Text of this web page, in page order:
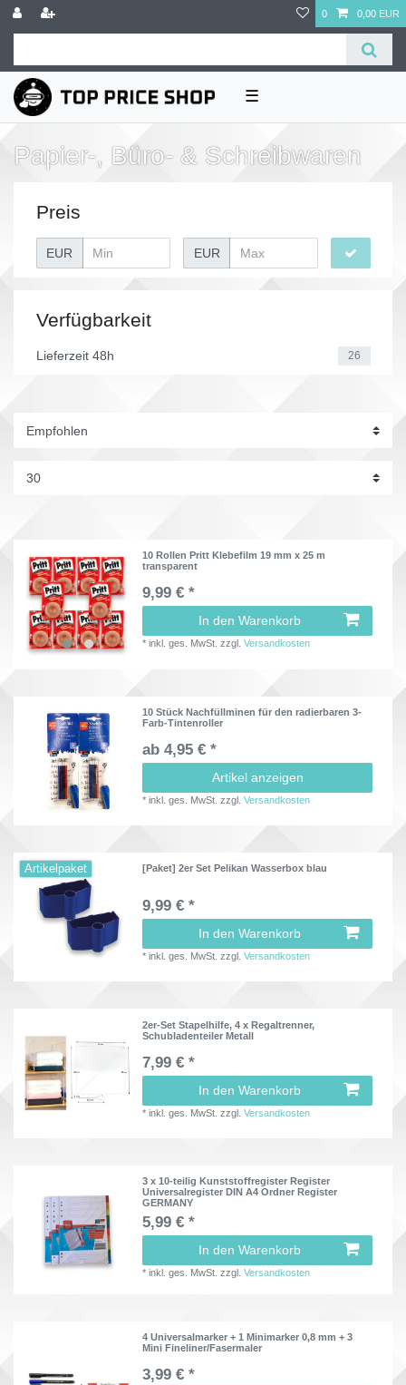
0 0,00 EUR
☰
Papier-, Büro- & Schreibwaren
Preis
EUR EUR
Verfügbarkeit
Lieferzeit 48h 26
10 Rollen Pritt Klebefilm 19 mm x 25 m
transparent
9,99 € *
In den Warenkorb
*inkl. ges. MwSt. zzgl.Versandkosten
10 Stück Nachfüllminen für den radierbaren 3-
Farb-Tintenroller
ab 4,95 € *
Artikel anzeigen
*inkl. ges. MwSt. zzgl.Versandkosten
Artikelpaket [Paket] 2er Set Pelikan Wasserbox blau
9,99 € *
In den Warenkorb
*inkl. ges. MwSt. zzgl.Versandkosten
2er-Set Stapelhilfe, 4 x Regaltrenner,
Schubladenteiler Metall
7,99 € *
In den Warenkorb
*inkl. ges. MwSt. zzgl.Versandkosten
3 x 10-teilig Kunststoffregister Register
Universalregister DIN A4 Ordner Register
GERMANY
5,99 € *
In den Warenkorb
*inkl. ges. MwSt. zzgl.Versandkosten
4 Universalmarker + 1 Minimarker 0,8 mm + 3
Mini Fineliner/Fasermaler
3,99 € *